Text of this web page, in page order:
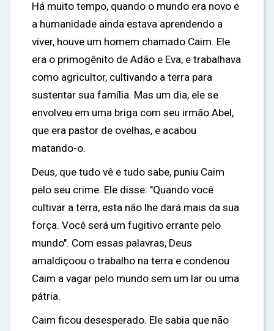
Há muito tempo, quando o mundo era novo e
a humanidade ainda estava aprendendo a
viver, houve um homem chamado Caim. Ele
era o primogênito de Adão e Eva, e trabalhava
como agricultor, cultivando a terra para
sustentar sua família. Mas um dia, ele se
envolveu em uma briga com seu irmão Abel,
que era pastor de ovelhas, e acabou
matando-o.
Deus, que tudo vê e tudo sabe, puniu Caim
pelo seu crime. Ele disse: "Quando você
cultivar a terra, esta não lhe dará mais da sua
força. Você será um fugitivo errante pelo
mundo". Com essas palavras, Deus
amaldiçoou o trabalho na terra e condenou
Caim a vagar pelo mundo sem um lar ou uma
pátria.
Caim ficou desesperado. Ele sabia que não